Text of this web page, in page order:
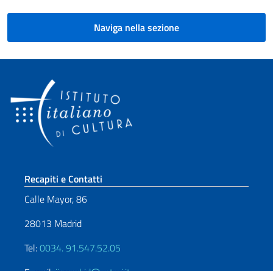
Naviga nella sezione
Sezione footer
Recapiti e Contatti
Calle Mayor, 86
28013 Madrid
Tel:0034. 91.547.52.05